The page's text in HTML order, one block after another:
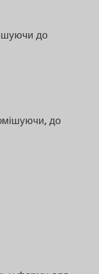
до
до